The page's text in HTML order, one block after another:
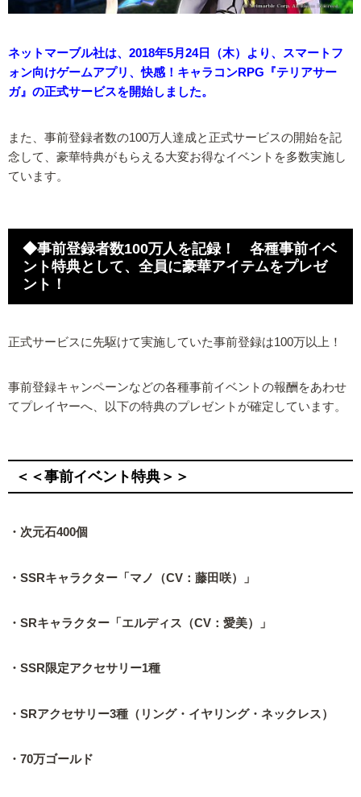
ネットマーブル社は、2018年5月24日（木）より、スマートフ
ォン向けゲームアプリ、快感！キャラコンRPG『テリアサー
ガ』の正式サービスを開始しました。
また、事前登録者数の100万人達成と正式サービスの開始を記
念して、豪華特典がもらえる大変お得なイベントを多数実施し
ています。
◆事前登録者数100万人を記録！ 各種事前イベ
ント特典として、全員に豪華アイテムをプレゼ
ント！
正式サービスに先駆けて実施していた事前登録は100万以上！
事前登録キャンペーンなどの各種事前イベントの報酬をあわせ
てプレイヤーへ、以下の特典のプレゼントが確定しています。
＜＜事前イベント特典＞＞
・次元石400個
・SSRキャラクター「マノ（CV：藤田咲）」
・SRキャラクター「エルディス（CV：愛美）」
・SSR限定アクセサリー1種
・SRアクセサリー3種（リング・イヤリング・ネックレス）
・70万ゴールド